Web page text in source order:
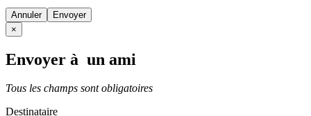
Annuler
×
Envoyer à un ami
Tous les champs sont obligatoires
Destinataire